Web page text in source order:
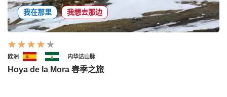
我在那里 我想去那边
欧洲 内华达山脉
Hoya de la Mora 春季之旅